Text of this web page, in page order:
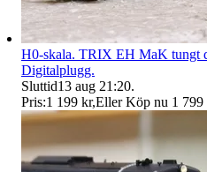
H0-skala. TRIX EH MaK tungt
Digitalplugg.
Sluttid13 aug 21:20.
Pris:1 199 kr,Eller Köp nu 1 799